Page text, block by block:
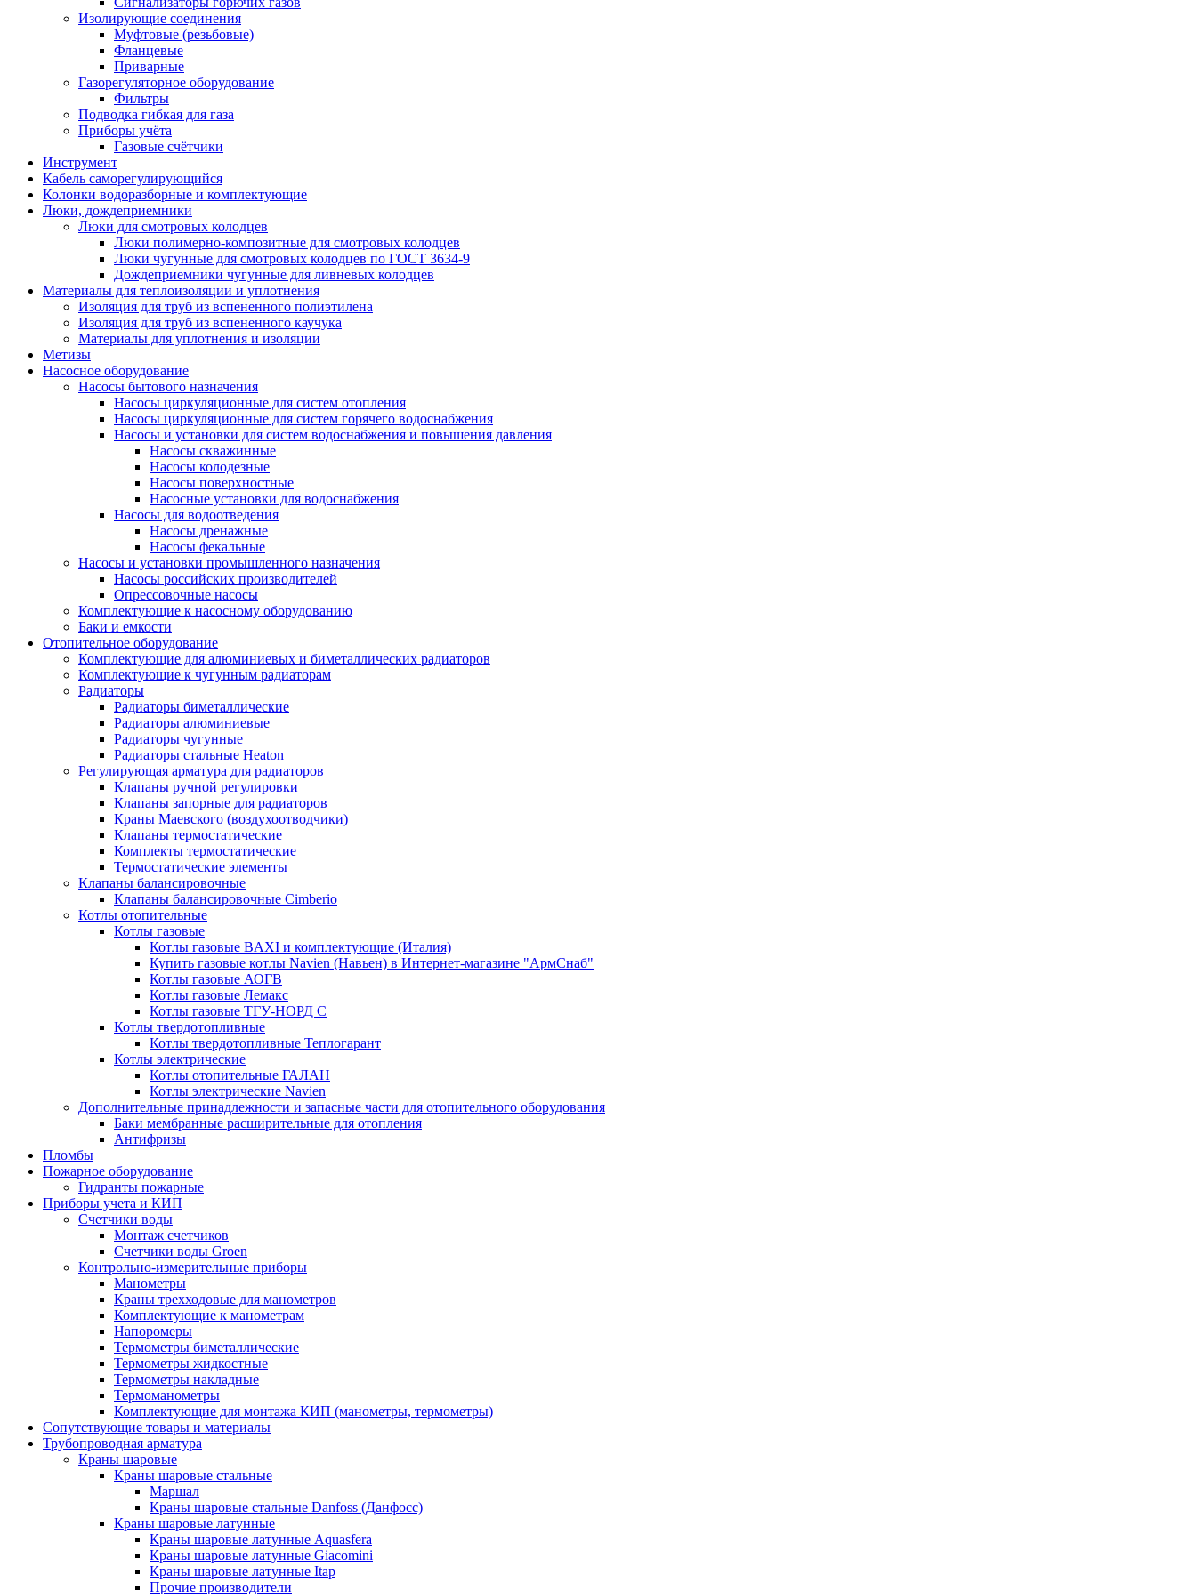
Изолирующие соединения
Муфтовые (резьбовые)
Фланцевые
Приварные
Газорегуляторное оборудование
Фильтры
Подводка гибкая для газа
Приборы учёта
Газовые счётчики
Инструмент
Кабель саморегулирующийся
Колонки водоразборные и комплектующие
Люки, дождеприемники
Люки для смотровых колодцев
Люки полимерно-композитные для смотровых колодцев
Люки чугунные для смотровых колодцев по ГОСТ 3634-9
Дождеприемники чугунные для ливневых колодцев
Материалы для теплоизоляции и уплотнения
Изоляция для труб из вспененного полиэтилена
Изоляция для труб из вспененного каучука
Материалы для уплотнения и изоляции
Метизы
Насосное оборудование
Насосы бытового назначения
Насосы циркуляционные для систем отопления
Насосы циркуляционные для систем горячего водоснабжения
Насосы и установки для систем водоснабжения и повышения давления
Насосы скважинные
Насосы колодезные
Насосы поверхностные
Насосные установки для водоснабжения
Насосы для водоотведения
Насосы дренажные
Насосы фекальные
Насосы и установки промышленного назначения
Насосы российских производителей
Опрессовочные насосы
Комплектующие к насосному оборудованию
Баки и емкости
Отопительное оборудование
Комплектующие для алюминиевых и биметаллических радиаторов
Комплектующие к чугунным радиаторам
Радиаторы
Радиаторы биметаллические
Радиаторы алюминиевые
Радиаторы чугунные
Радиаторы стальные Heaton
Регулирующая арматура для радиаторов
Клапаны ручной регулировки
Клапаны запорные для радиаторов
Краны Маевского (воздухоотводчики)
Клапаны термостатические
Комплекты термостатические
Термостатические элементы
Клапаны балансировочные
Клапаны балансировочные Cimberio
Котлы отопительные
Котлы газовые
Котлы газовые BAXI и комплектующие (Италия)
Купить газовые котлы Navien (Навьен) в Интернет-магазине "АрмСнаб"
Котлы газовые АОГВ
Котлы газовые Лемакс
Котлы газовые ТГУ-НОРД С
Котлы твердотопливные
Котлы твердотопливные Теплогарант
Котлы электрические
Котлы отопительные ГАЛАН
Котлы электрические Navien
Дополнительные принадлежности и запасные части для отопительного оборудования
Баки мембранные расширительные для отопления
Антифризы
Пломбы
Пожарное оборудование
Гидранты пожарные
Приборы учета и КИП
Счетчики воды
Монтаж счетчиков
Счетчики воды Groen
Контрольно-измерительные приборы
Манометры
Краны трехходовые для манометров
Комплектующие к манометрам
Напоромеры
Термометры биметаллические
Термометры жидкостные
Термометры накладные
Термоманометры
Комплектующие для монтажа КИП (манометры, термометры)
Сопутствующие товары и материалы
Трубопроводная арматура
Краны шаровые
Краны шаровые стальные
Маршал
Краны шаровые стальные Danfoss (Данфосс)
Краны шаровые латунные
Краны шаровые латунные Aquasfera
Краны шаровые латунные Giacomini
Краны шаровые латунные Itap
Прочие производители